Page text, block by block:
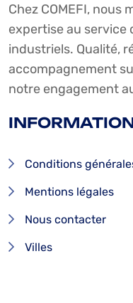
Chez COMEFI, nous
expertise au service
industriels. Qualité,
accompagnement
notre engagement
Conditions
Mentions légales
Nous contacter
Villes